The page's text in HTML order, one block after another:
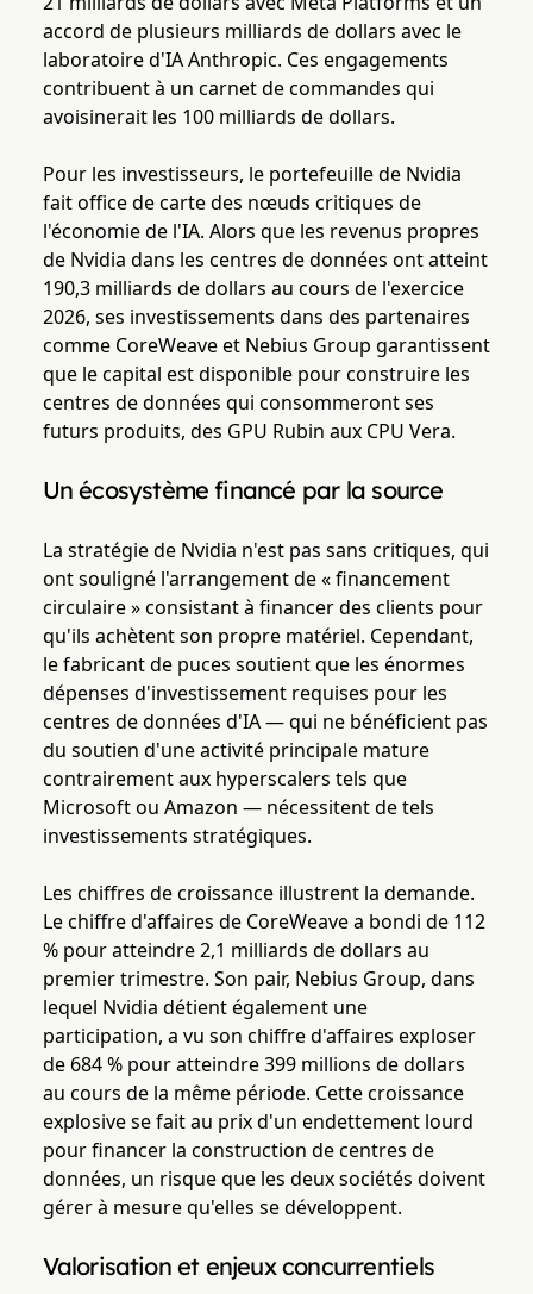
accord de plusieurs milliards de dollars avec le
laboratoire d'IA Anthropic. Ces engagements
contribuent à un carnet de commandes qui
avoisinerait les 100 milliards de dollars.
Pour les investisseurs, le portefeuille de Nvidia
fait office de carte des nœuds critiques de
l'économie de l'IA. Alors que les revenus propres
de Nvidia dans les centres de données ont atteint
190,3 milliards de dollars au cours de l'exercice
2026, ses investissements dans des partenaires
comme CoreWeave et Nebius Group garantissent
que le capital est disponible pour construire les
centres de données qui consommeront ses
futurs produits, des GPU Rubin aux CPU Vera.
Un écosystème financé par la source
La stratégie de Nvidia n'est pas sans critiques, qui
ont souligné l'arrangement de « financement
circulaire » consistant à financer des clients pour
qu'ils achètent son propre matériel. Cependant,
le fabricant de puces soutient que les énormes
dépenses d'investissement requises pour les
centres de données d'IA — qui ne bénéficient pas
du soutien d'une activité principale mature
contrairement aux hyperscalers tels que
Microsoft ou Amazon — nécessitent de tels
investissements stratégiques.
Les chiffres de croissance illustrent la demande.
Le chiffre d'affaires de CoreWeave a bondi de 112
% pour atteindre 2,1 milliards de dollars au
premier trimestre. Son pair, Nebius Group, dans
lequel Nvidia détient également une
participation, a vu son chiffre d'affaires exploser
de 684 % pour atteindre 399 millions de dollars
au cours de la même période. Cette croissance
explosive se fait au prix d'un endettement lourd
pour financer la construction de centres de
données, un risque que les deux sociétés doivent
gérer à mesure qu'elles se développent.
Valorisation et enjeux concurrentiels